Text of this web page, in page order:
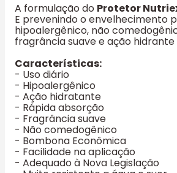
A formulação do Protetor
E prevenindo o envelhecimento
hipoalergênico, não
fragrância suave e ação hidrante
Características:
- Uso diário
- Hipoalergênico
- Ação hidratante
- Rápida absorção
- Fragrância suave
- Não comedogênico
- Bombona Econômica
- Facilidade na aplicação
- Adequado à Nova Legislação